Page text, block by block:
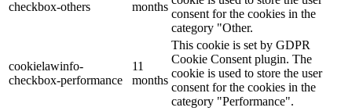
checkbox-others
months
consent for the cookies in the
category "Other.
cookielawinfo-
checkbox-performance
11
months
This cookie is set by GDPR
Cookie Consent plugin. The
cookie is used to store the user
consent for the cookies in the
category "Performance".